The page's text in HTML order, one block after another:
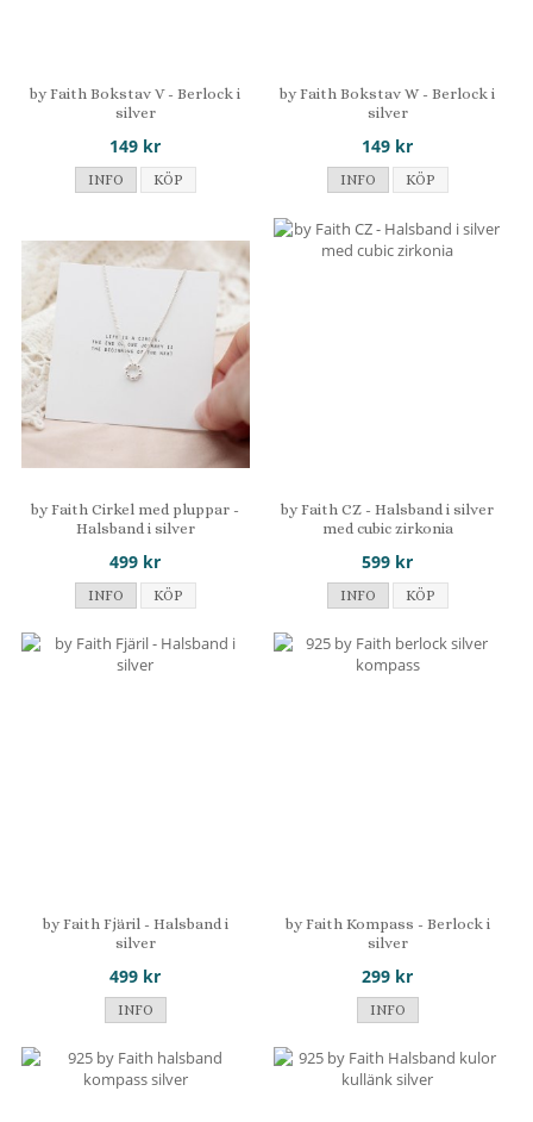
by Faith Bokstav V - Berlock i
silver
149 kr
INFO KÖP
by Faith Bokstav W - Berlock i
silver
149 kr
INFO KÖP
by Faith Cirkel med pluppar -
Halsband i silver
499 kr
INFO KÖP
by Faith CZ - Halsband i silver
med cubic zirkonia
599 kr
INFO KÖP
by Faith Fjäril - Halsband i
silver
499 kr
INFO
by Faith Kompass - Berlock i
silver
299 kr
INFO